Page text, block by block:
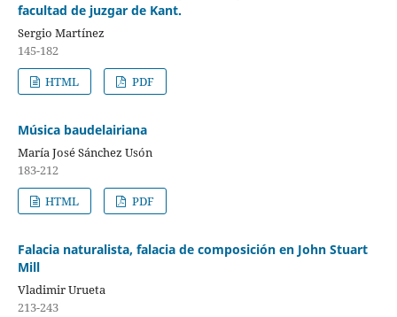
facultad de juzgar de Kant.
Sergio Martínez
145-182
HTML
PDF
Música baudelairiana
María José Sánchez Usón
183-212
HTML
PDF
Falacia naturalista, falacia de composición en John Stuart
Mill
Vladimir Urueta
213-243